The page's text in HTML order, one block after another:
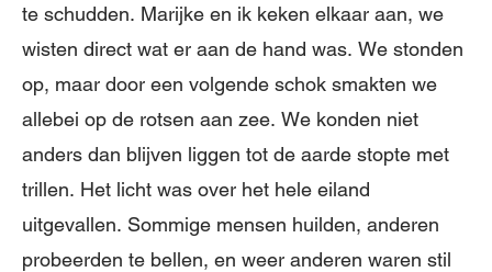
te schudden. Marijke en ik keken elkaar aan, we
wisten direct wat er aan de hand was. We stonden
op, maar door een volgende schok smakten we
allebei op de rotsen aan zee. We konden niet
anders dan blijven liggen tot de aarde stopte met
trillen. Het licht was over het hele eiland
uitgevallen. Sommige mensen huilden, anderen
probeerden te bellen, en weer anderen waren stil